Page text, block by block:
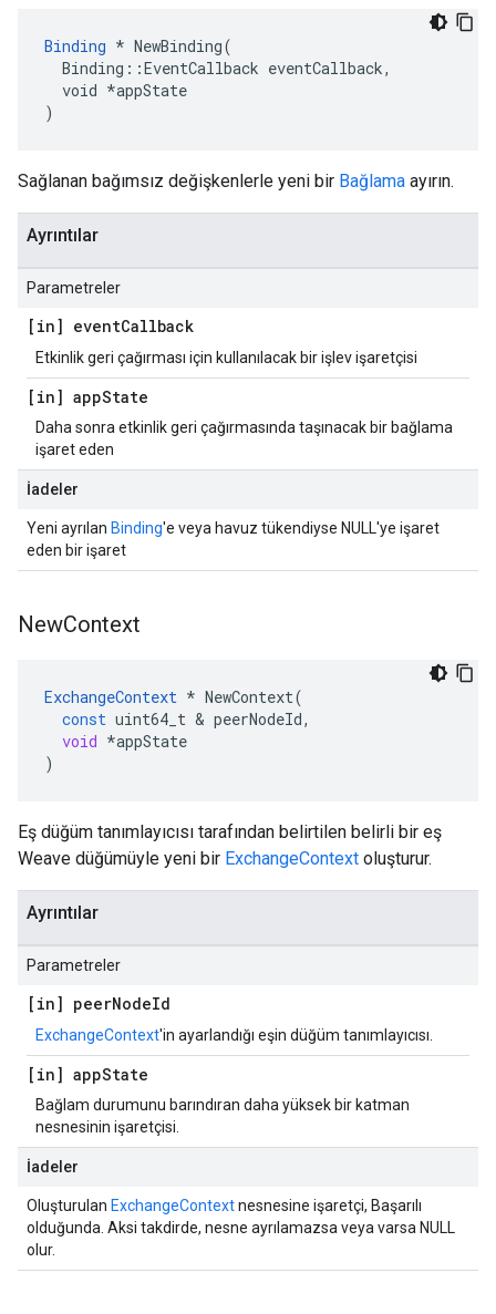
Binding * NewBinding(
  Binding::EventCallback eventCallback,
  void *appState
)
Sağlanan bağımsız değişkenlerle yeni bir Bağlama ayırın.
Ayrıntılar
Parametreler
[in] eventCallback
Etkinlik geri çağırması için kullanılacak bir işlev işaretçisi
[in] appState
Daha sonra etkinlik geri çağırmasında taşınacak bir bağlama
işaret eden
İadeler
Yeni ayrılan Binding'e veya havuz tükendiyse NULL'ye işaret
eden bir işaret
NewContext
ExchangeContext * NewContext(
const uint64_t & peerNodeId,
void *appState
)
Eş düğüm tanımlayıcısı tarafından belirtilen belirli bir eş
Weave düğümüyle yeni bir ExchangeContext oluşturur.
Ayrıntılar
Parametreler
[in] peerNodeId
ExchangeContext'in ayarlandığı eşin düğüm tanımlayıcısı.
[in] appState
Bağlam durumunu barındıran daha yüksek bir katman
nesnesinin işaretçisi.
İadeler
Oluşturulan ExchangeContextnesnesine işaretçi, Başarılı
olduğunda. Aksi takdirde, nesne ayrılamazsa veya varsa NULL
olur.